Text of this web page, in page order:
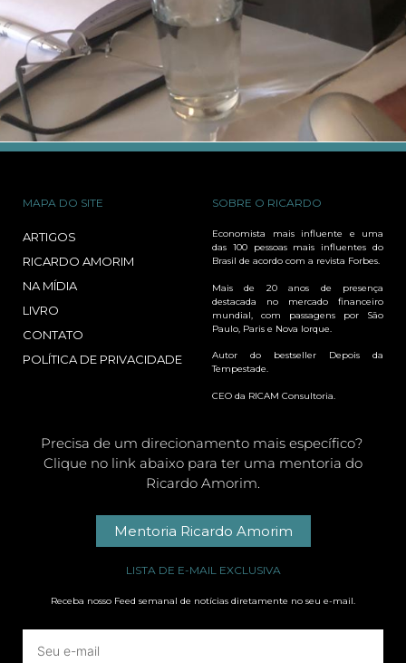
MAPA DO SITE
ARTIGOS
RICARDO AMORIM
NA MÍDIA
LIVRO
CONTATO
POLÍTICA DE PRIVACIDADE
SOBRE O RICARDO
Economista mais influente e uma
das 100 pessoas mais influentes do
Brasil de acordo com a revista Forbes.
Mais de 20 anos de presença
destacada no mercado financeiro
mundial, com passagens por São
Paulo, Paris e Nova Iorque.
Autor do bestseller Depois da
Tempestade.
CEO da RICAM Consultoria.
Precisa de um direcionamento mais específico?
Clique no link abaixo para ter uma mentoria do
Ricardo Amorim.
Mentoria Ricardo Amorim
LISTA DE E-MAIL EXCLUSIVA
Receba nosso Feed semanal de notícias diretamente no seu e-mail.